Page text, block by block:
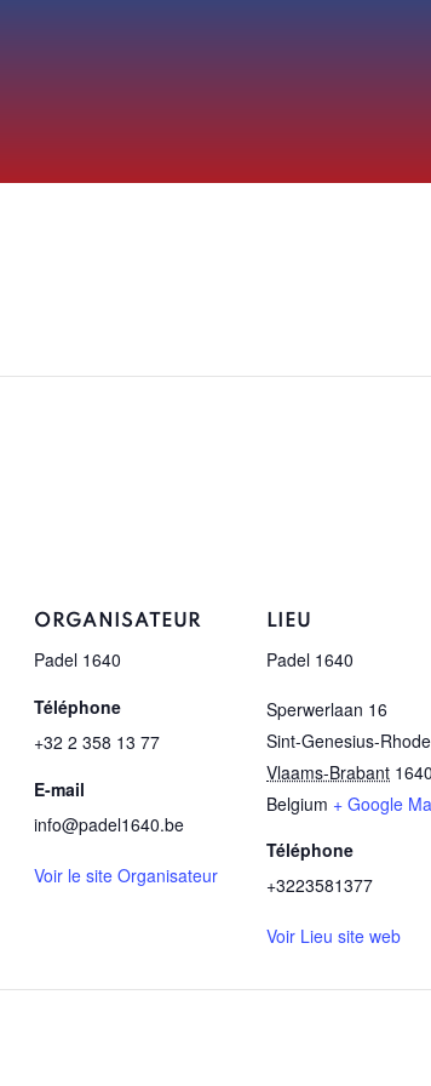
ORGANISATEUR
Padel 1640
Téléphone
+32 2 358 13 77
E-mail
info@padel1640.be
Voir le site Organisateur
LIEU
Padel 1640
Sperwerlaan 16
Sint-Genesius-Rhode
Vlaams-Brabant 1640
Belgium + Google
Téléphone
+3223581377
Voir Lieu site web